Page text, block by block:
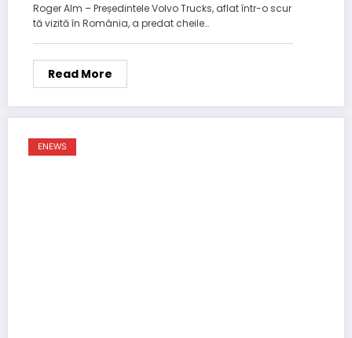
Roger Alm – Președintele Volvo Trucks, aflat într-o scur
tă vizită în România, a predat cheile…
Read More
ENEWS